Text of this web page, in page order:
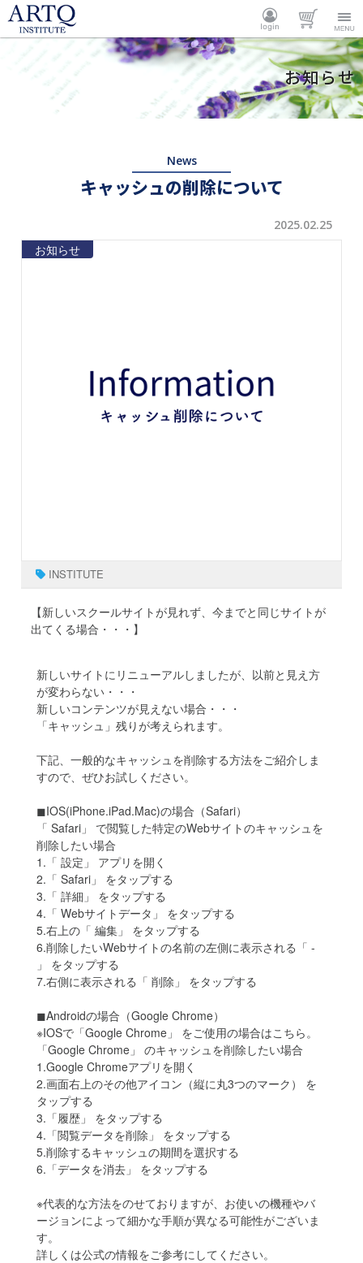
INSTITUTE
Menu
カート
ログイ
ン
お知らせ
News
キャッシュの削除について
2025.02.25
お知らせ
INSTITUTE
【新しいスクールサイトが見れず、今までと同じサイトが
出てくる場合・・・】
新しいサイトにリニューアルしましたが、以前と見え方
が変わらない・・・
新しいコンテンツが見えない場合・・・
「キャッシュ」残りが考えられます。
下記、一般的なキャッシュを削除する方法をご紹介しま
すので、ぜひお試しください。
◼IOS(iPhone.iPad.Mac)の場合（Safari）
「 Safari」 で閲覧した特定のWebサイトのキャッシュを
削除したい場合
1.「 設定」 アプリを開く
2.「 Safari」 をタップする
3.「 詳細」 をタップする
4.「 Webサイトデータ」 をタップする
5.右上の「 編集」 をタップする
6.削除したいWebサイトの名前の左側に表示される「 -
」 をタップする
7.右側に表示される「 削除」 をタップする
◼Androidの場合（Google Chrome）
※IOSで「Google Chrome」 をご使用の場合はこちら。
「Google Chrome」 のキャッシュを削除したい場合
1.Google Chromeアプリを開く
2.画面右上のその他アイコン（縦に丸3つのマーク） を
タップする
3.「履歴」 をタップする
4.「閲覧データを削除」 をタップする
5.削除するキャッシュの期間を選択する
6.「データを消去」 をタップする
※代表的な方法をのせておりますが、お使いの機種やバ
ージョンによって細かな手順が異なる可能性がございま
す。
詳しくは公式の情報をご参考にしてください。